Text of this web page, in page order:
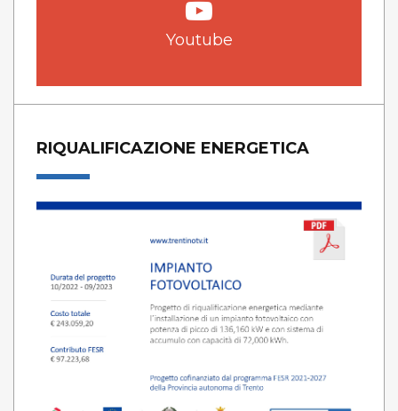
Youtube
RIQUALIFICAZIONE ENERGETICA